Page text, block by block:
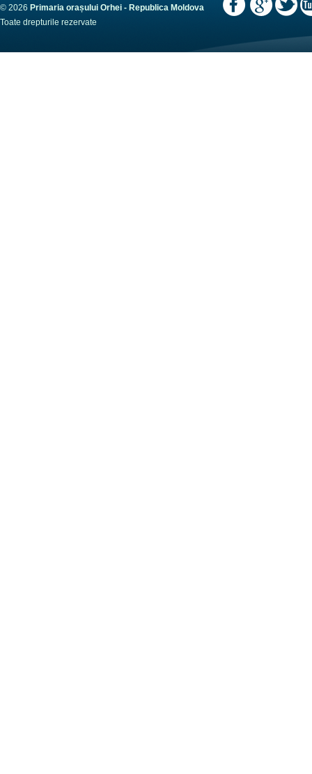
© 2026 Primaria orașului Orhei - Republica Moldova
Toate drepturile rezervate